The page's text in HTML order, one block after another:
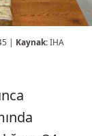
| Kaynak:İHA